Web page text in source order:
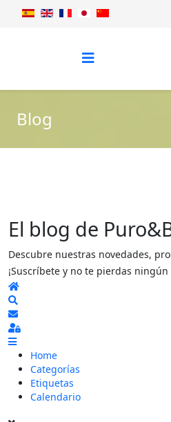
Blog
El blog de
Descubre nuestras novedades,
¡Suscríbete y no te pierdas
Home
Suscribirse a las actualizaciones
Sign In
Home
Categorías
Etiquetas
Calendario